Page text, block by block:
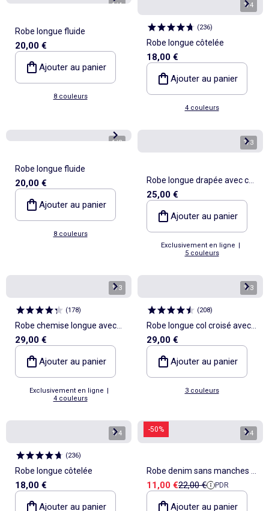
1/4
Robe longue fluide
20,00 €
Ajouter au panier
8 couleurs
1/4
(236)
Robe longue côtelée
18,00 €
Ajouter au panier
4 couleurs
1/3
Robe longue fluide
20,00 €
Ajouter au panier
8 couleurs
1/3
Robe longue drapée avec col
bénitier
25,00 €
Ajouter au panier
Exclusivement en ligne |
5 couleurs
1/3
(178)
Robe chemise longue avec
ceinture à nouer
29,00 €
Ajouter au panier
Exclusivement en ligne |
4 couleurs
1/3
(208)
Robe longue col croisé avec
bijou fantaisie
29,00 €
Ajouter au panier
3 couleurs
1/4
(236)
Robe longue côtelée
18,00 €
Ajouter au panier
-50% 1/4
Robe denim sans manches à
base volantée
Prix de vente
11,00 €Prix de référence
22,00 € PDR
Ajouter au panier